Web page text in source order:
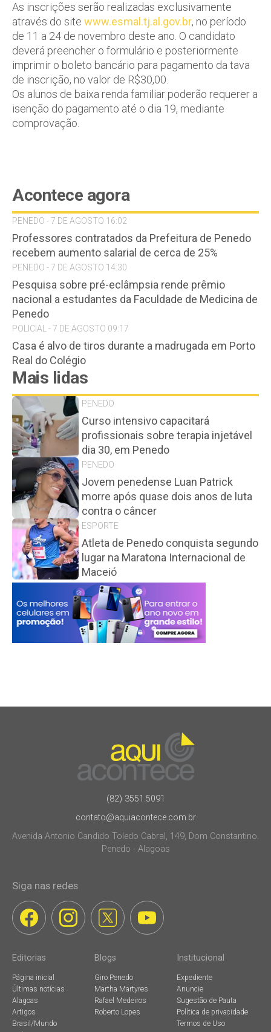
As inscrições serão realizadas exclusivamente
através do site www.esmal.tj.al.gov.br, no período
de 11 a 24 de novembro deste ano. O candidato
deverá preencher o formulário e posteriormente
imprimir o boleto bancário para pagamento da tava
de inscrição, no valor de R$30,00.
Os alunos de baixa renda familiar poderão requerer a
isenção do pagamento até o dia 19, mediante
comprovação.
Acontece agora
PENEDO - 7 DE AGOSTO 16:02
Professores contratados da Prefeitura de Penedo
recebem aumento salarial de cerca de 25%
PENEDO - 7 DE AGOSTO 14:30
Pesquisa sobre pré-eclâmpsia rende prêmio
nacional a estudantes da Faculdade de Medicina de
Penedo
POLICIAL - 7 DE AGOSTO 09:17
Casa é alvo de tiros durante a madrugada em Porto
Real do Colégio
Mais lidas
PENEDO
Curso intensivo capacitará
profissionais sobre terapia injetável
dia 30, em Penedo
PENEDO
Jovem penedense Luan Patrick
morre após quase dois anos de luta
contra o câncer
ESPORTE
Atleta de Penedo conquista segundo
lugar na Maratona Internacional de
Maceió
(82) 3551.5091
contato@aquiacontece.com.br
Avenida Antonio Candido Toledo Cabral, 149, Dom Constantino.
Penedo - Alagoas
Siga nas redes
Editorias
Página inicial
Últimas notícias
Alagoas
Artigos
Brasil/Mundo
Blogs
Giro Penedo
Martha Martyres
Rafael Medeiros
Roberto Lopes
Institucional
Expediente
Anuncie
Sugestão de Pauta
Política de privacidade
Termos de Uso